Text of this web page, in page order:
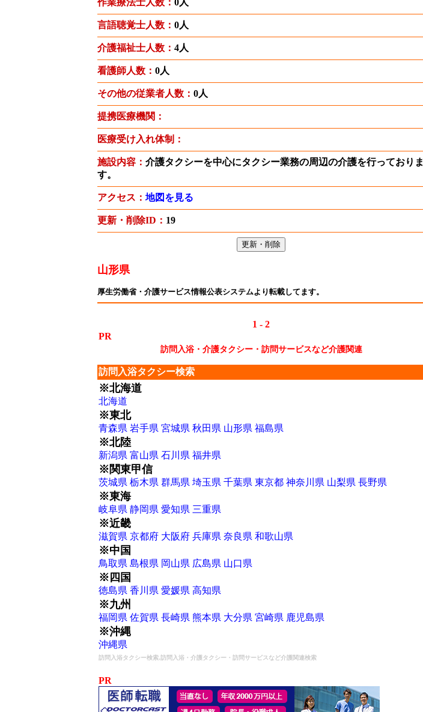
作業療法士人数： 0人
言語聴覚士人数： 0人
介護福祉士人数： 4人
看護師人数： 0人
その他の従業者人数： 0人
提携医療機関：
医療受け入れ体制：
施設内容： 介護タクシーを中心にタクシー業務の周辺の介護を行っておりま
す。
アクセス： 地図を見る
更新・削除ID： 19
山形県
厚生労働省・介護サービス情報公表システムより転載してます。
1 - 2
PR
訪問入浴・介護タクシー・訪問サービスなど介護関連
訪問入浴タクシー検索
※北海道
北海道
※東北
青森県 岩手県 宮城県 秋田県 山形県 福島県
※北陸
新潟県 富山県 石川県 福井県
※関東甲信
茨城県 栃木県 群馬県 埼玉県 千葉県 東京都 神奈川県 山梨県 長野県
※東海
岐阜県 静岡県 愛知県 三重県
※近畿
滋賀県 京都府 大阪府 兵庫県 奈良県 和歌山県
※中国
鳥取県 島根県 岡山県 広島県 山口県
※四国
徳島県 香川県 愛媛県 高知県
※九州
福岡県 佐賀県 長崎県 熊本県 大分県 宮崎県 鹿児島県
※沖縄
沖縄県
訪問入浴タクシー検索,訪問入浴・介護タクシー・訪問サービスなど介護関連検索
PR